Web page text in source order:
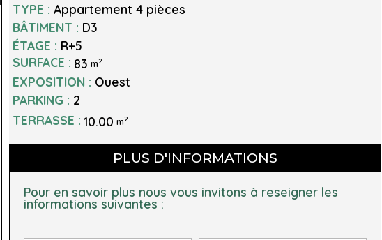
TYPE :Appartement 4 pièces
BÂTIMENT : D3
ÉTAGE : R+5
SURFACE : 83 m2
EXPOSITION : Ouest
PARKING : 2
TERRASSE : 10.00 m2
PLUS D'INFORMATIONS
Pour en savoir plus nous vous invitons à reseigner les
informations suivantes :